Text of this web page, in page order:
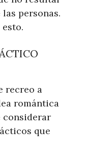
personas.
recreo a
romántica
considerar
que